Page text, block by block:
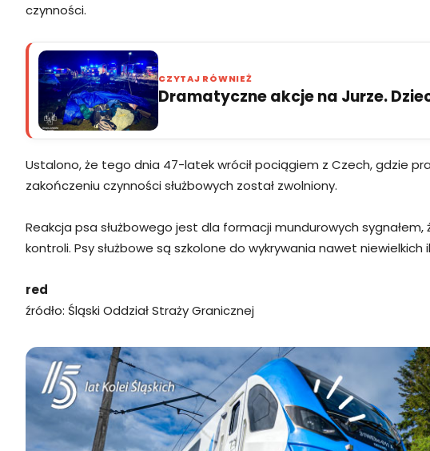
czynności.
CZYTAJ RÓWNIEŻ
Dramatyczne akcje na Jurze.
Ustalono, że tego dnia 47-latek wrócił pociągiem z Czech, gdzie
zakończeniu czynności służbowych został zwolniony.
Reakcja psa służbowego jest dla formacji mundurowych
kontroli. Psy służbowe są szkolone do wykrywania nawet
red
źródło: Śląski Oddział Straży Granicznej